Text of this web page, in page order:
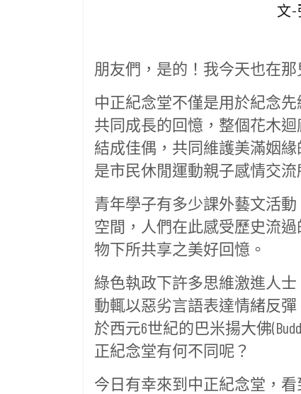
文-
朋友們，是的！我今天也在那
中正紀念堂不僅是用於紀念
共同成長的回憶，整個花木
結成佳偶，共同維護美滿姻
是市民休閒運動親子感情交流
青年學子有多少課外藝文活
空間，人們在此感受歷史流
物下所共享之美好回憶。
綠色執政下許多思維激進人
動輒以惡劣言語表達情緒反彈
於西元6世紀的巴米揚大佛
正紀念堂有何不同呢？
今日有幸來到中正紀念堂，